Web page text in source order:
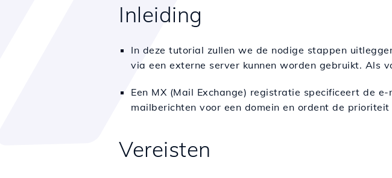
Inleiding
In deze tutorial zullen we de nodige stappen
via een externe server kunnen worden gebruikt. Als
Een MX (Mail Exchange) registratie specificeert de
mailberichten voor een domein en ordent de prioriteit
Vereisten